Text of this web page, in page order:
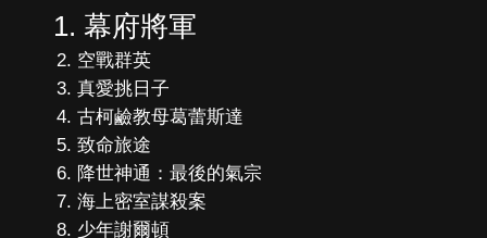
幕府將軍
空戰群英
真愛挑日子
古柯鹼教母葛蕾斯達
致命旅途
降世神通：最後的氣宗
海上密室謀殺案
少年謝爾頓